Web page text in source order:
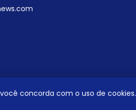
concorda com o uso de cookies.